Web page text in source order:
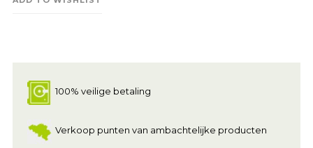
100% veilige betaling
Verkoop punten van ambachtelijke producten